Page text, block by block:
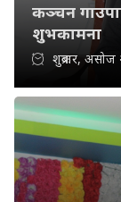
कञ्चन
शुभकामना
शुक्रबार,